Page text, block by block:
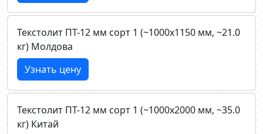
Текстолит ПТ-12 мм сорт 1 (~1000х1150 мм, ~21.0
кг) Молдова
Узнать цену
Текстолит ПТ-12 мм сорт 1 (~1000х2000 мм, ~35.0
кг) Китай